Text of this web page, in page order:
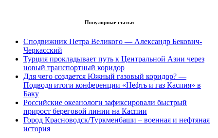
Популярные статьи
Сподвижник Петра Великого — Александр Бекович-
Черкасский
Турция прокладывает путь к Центральной Азии через
новый транспортный коридор
Для чего создается Южный газовый коридор? —
Подводя итоги конференции «Нефть и газ Каспия» в
Баку
Российские океанологи зафиксировали быстрый
прирост береговой линии на Каспии
Город Красноводск/Туркменбаши – военная и нефтяная
история